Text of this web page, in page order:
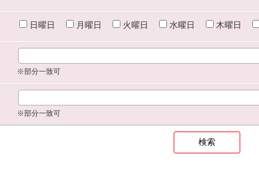
日曜日 月曜日 火曜日 水曜日 木曜日
※部分一致可
※部分一致可